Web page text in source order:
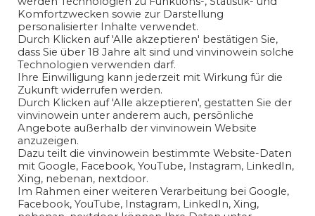
Ich habe dieDatenschutzerklärunggelesen und bin mit
der Verarbeitung meiner angegeben
personenbezogenen Daten in Übereinstimmung mit den
Bedingungen derDatenschutzerklärungeinverstanden.
Ja
Komfortzwecken sowie zur Darstellung
personalisierter Inhalte verwendet.
Durch Klicken auf 'Alle akzeptieren' bestätigen Sie,
dass Sie über 18 Jahre alt sind und vinvinowein solche
Technologien verwenden darf.
Ihre Einwilligung kann jederzeit mit Wirkung für die
Zukunft widerrufen werden.
Durch Klicken auf 'Alle akzeptieren', gestatten Sie der
vinvinowein unter anderem auch, persönliche
Angebote außerhalb der vinvinowein Website
anzuzeigen.
Dazu teilt die vinvinowein bestimmte Website-Daten
mit Google, Facebook, YouTube, Instagram, LinkedIn,
Xing, nebenan, nextdoor.
Im Rahmen einer weiteren Verarbeitung bei Google,
Facebook, YouTube, Instagram, LinkedIn, Xing,